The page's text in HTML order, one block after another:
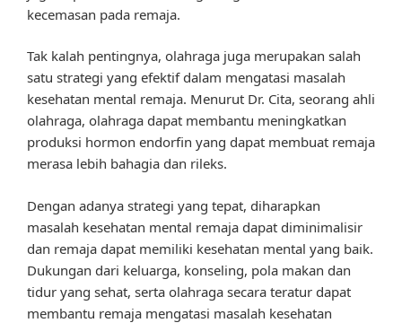
kecemasan pada remaja.
Tak kalah pentingnya, olahraga juga merupakan salah
satu strategi yang efektif dalam mengatasi masalah
kesehatan mental remaja. Menurut Dr. Cita, seorang ahli
olahraga, olahraga dapat membantu meningkatkan
produksi hormon endorfin yang dapat membuat remaja
merasa lebih bahagia dan rileks.
Dengan adanya strategi yang tepat, diharapkan
masalah kesehatan mental remaja dapat diminimalisir
dan remaja dapat memiliki kesehatan mental yang baik.
Dukungan dari keluarga, konseling, pola makan dan
tidur yang sehat, serta olahraga secara teratur dapat
membantu remaja mengatasi masalah kesehatan